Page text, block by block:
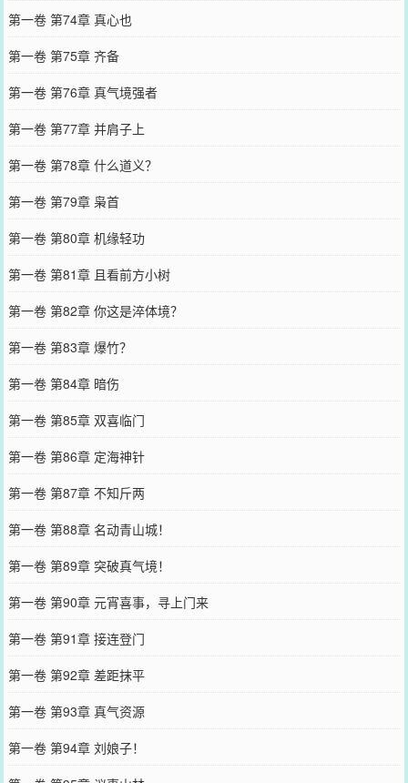
第一卷 第74章 真心也
第一卷 第75章 齐备
第一卷 第76章 真气境强者
第一卷 第77章 并肩子上
第一卷 第78章 什么道义？
第一卷 第79章 枭首
第一卷 第80章 机缘轻功
第一卷 第81章 且看前方小树
第一卷 第82章 你这是淬体境？
第一卷 第83章 爆竹？
第一卷 第84章 暗伤
第一卷 第85章 双喜临门
第一卷 第86章 定海神针
第一卷 第87章 不知斤两
第一卷 第88章 名动青山城！
第一卷 第89章 突破真气境！
第一卷 第90章 元宵喜事，寻上门来
第一卷 第91章 接连登门
第一卷 第92章 差距抹平
第一卷 第93章 真气资源
第一卷 第94章 刘娘子！